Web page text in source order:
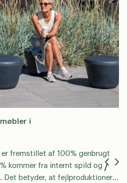
i
fremstillet af 100% genbrugt
kommer fra internt spild og
Det betyder, at fejlproduktioner,